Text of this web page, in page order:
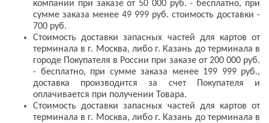
компании при заказе от 50 000 руб. - бесплатно, при
сумме заказа менее 49 999 руб. стоимость доставки -
700 руб.
Стоимость доставки запасных частей для картов от
терминала в г. Москва, либо г. Казань до терминала в
городе Покупателя в России при заказе от 200 000 руб.
- бесплатно, при сумме заказа менее 199 999 руб.,
доставка производится за счет Покупателя и
оплачивается при получении Товара.
Стоимость доставки запасных частей для картов от
терминала в г. Москва, либо г. Казань до терминала в